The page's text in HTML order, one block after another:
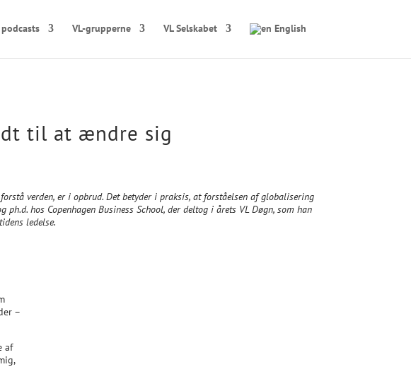
VL-grupperne VL Selskabet English
til at ændre sig
verden, er i opbrud. Det betyder i praksis, at forståelsen af globalisering
ph.d. hos Copenhagen Business School, der deltog i årets VL Døgn, som han
ledelse.
–
af